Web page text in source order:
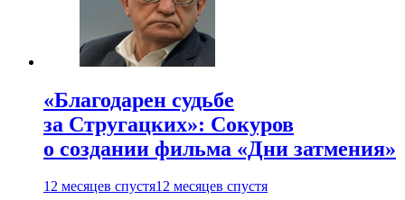
«Благодарен судьбе
за Стругацких»: Сокуров
о создании фильма «Дни затмения»
12 месяцев спустя12 месяцев спустя